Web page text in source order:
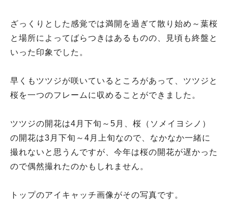
ざっくりとした感覚では満開を過ぎて散り始め～葉桜
と場所によってばらつきはあるものの、見頃も終盤と
いった印象でした。
早くもツツジが咲いているところがあって、ツツジと
桜を一つのフレームに収めることができました。
ツツジの開花は4月下旬～5月、桜（ソメイヨシノ）
の開花は3月下旬～4月上旬なので、なかなか一緒に
撮れないと思うんですが、今年は桜の開花が遅かった
ので偶然撮れたのかもしれません。
トップのアイキャッチ画像がその写真です。